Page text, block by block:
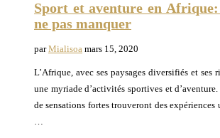
Sport et aventure en
ne pas manquer
parMialisoa mars 15, 2020
L’Afrique, avec ses paysages diversifiés et ses
une myriade d’activités sportives et
de sensations fortes trouveront des
…